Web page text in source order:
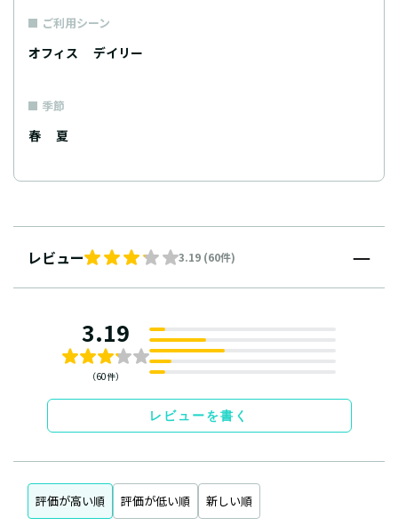
ご利用シーン
オフィス デイリー
季節
春 夏
レビュー 3.19 (60件)
3.19
（60件）
レビューを書く
評価が高い順 評価が低い順 新しい順